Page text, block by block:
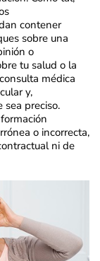
contener
sobre una
o
tu salud o la
médica
y,
preciso.
o incorrecta,
ni de